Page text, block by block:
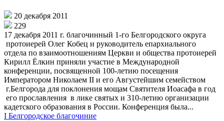
20 декабря 2011
229
17 декабря 2011 г. благочинный 1-го Белгородского округа
протоиерей Олег Кобец и руководитель епархиального
отдела по взаимоотношениям Церкви и общества протоиерей
Кирилл Ёлкин приняли участие в Международной
конференции, посвященной 100-летию посещения
Императором Николаем II и его Августейшим семейством
г.Белгорода для поклонения мощам Святителя Иоасафа в год
его прославления в лике святых и 310-летию организации
кадетского образования в России. Конференция была...
I Белгородское благочиние